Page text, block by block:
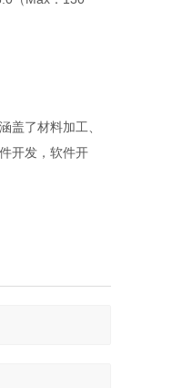
盖了材料加工、
开发，软件开